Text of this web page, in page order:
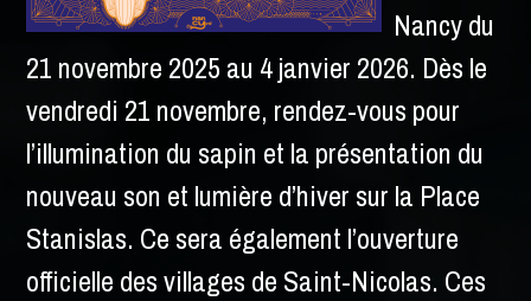
Nancy du
21 novembre 2025 au 4 janvier 2026. Dès le
vendredi 21 novembre, rendez-vous pour
l’illumination du sapin et la présentation du
nouveau son et lumière d’hiver sur la Place
Stanislas. Ce sera également l’ouverture
officielle des villages de Saint-Nicolas. Ces